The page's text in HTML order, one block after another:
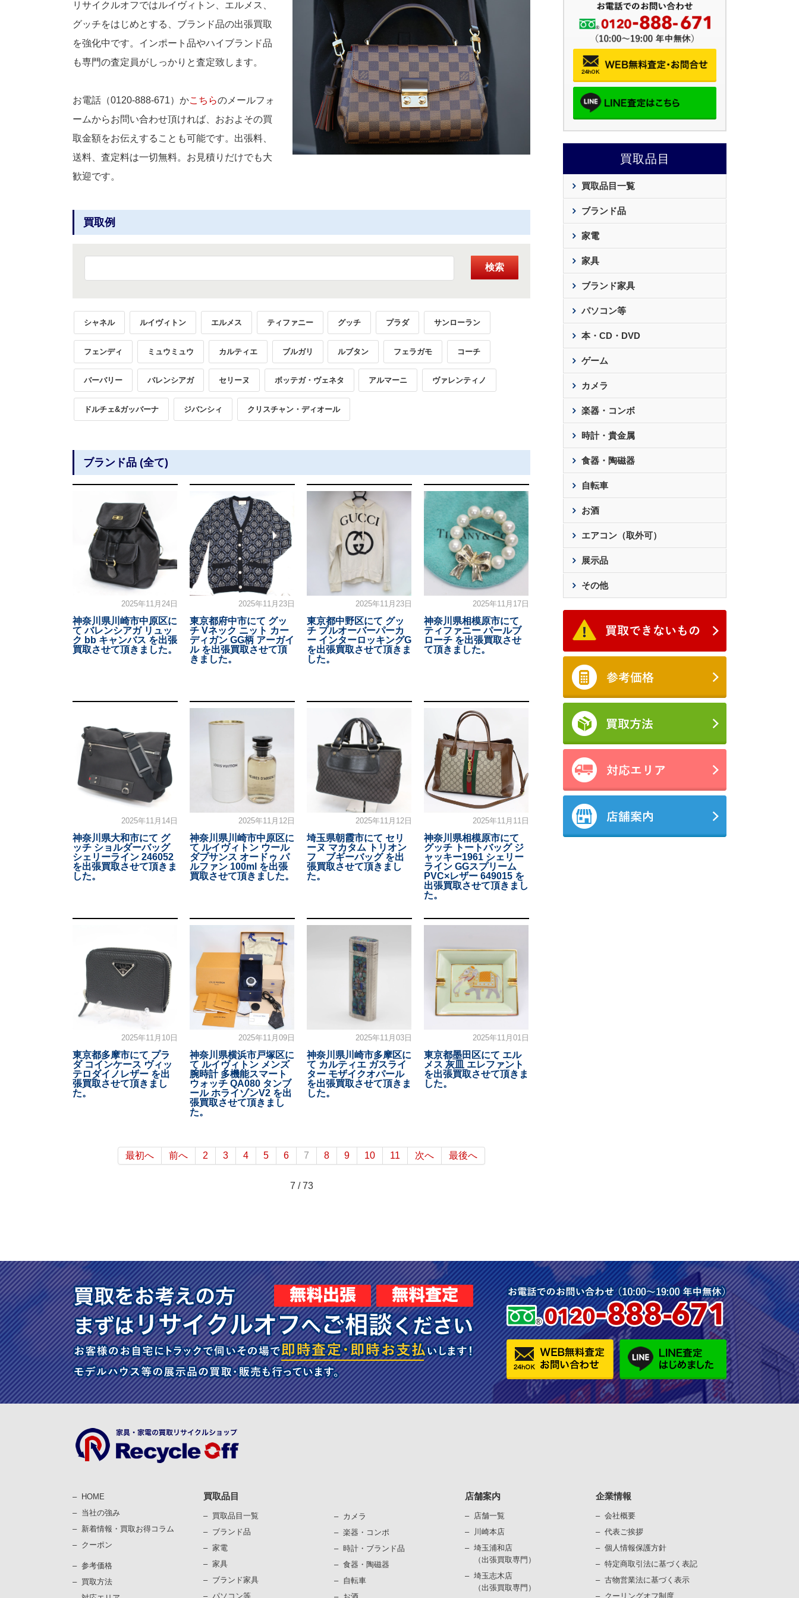
リサイクルオフではルイヴィトン、エルメス、
グッチをはじめとする、ブランド品の出張買取
を強化中です。インポート品やハイブランド品
も専門の査定員がしっかりと査定致します。
お電話（0120-888-671）かこちらのメールフォ
ームからお問い合わせ頂ければ、おおよその買
取金額をお伝えすることも可能です。出張料、
送料、査定料は一切無料。お見積りだけでも大
歓迎です。
買取例
検索
シャネル ルイヴィトン エルメス ティファニー グッチ プラダ サンローラン
フェンディ ミュウミュウ カルティエ ブルガリ ルブタン フェラガモ コーチ
バーバリー バレンシアガ セリーヌ ボッテガ・ヴェネタ アルマーニ ヴァレンティノ
ドルチェ&ガッバーナ ジバンシィ クリスチャン・ディオール
ブランド品 (全て)
2025年11月24日
神奈川県川崎市中原区に
て バレンシアガ リュッ
ク bb キャンバス を出張
買取させて頂きました。
2025年11月23日
東京都府中市にて グッ
チ Vネック ニット カー
ディガン GG柄 アーガイ
ル を出張買取させて頂
きました。
2025年11月23日
東京都中野区にて グッ
チ プルオーバーパーカ
ー インターロッキングG
を出張買取させて頂きま
した。
2025年11月17日
神奈川県相模原市にて
ティファニー パールブ
ローチ を出張買取させ
て頂きました。
2025年11月14日
神奈川県大和市にて グ
ッチ ショルダーバッグ
シェリーライン 246052
を出張買取させて頂きま
した。
2025年11月12日
神奈川県川崎市中原区に
て ルイヴィトン ウール
ダプサンス オードゥ パ
ルファン 100ml を出張
買取させて頂きました。
2025年11月12日
埼玉県朝霞市にて セリ
ーヌ マカタム トリオン
フ ブギーバッグ を出
張買取させて頂きまし
た。
2025年11月11日
神奈川県相模原市にて
グッチ トートバッグ ジ
ャッキー1961 シェリー
ライン GGスプリーム
PVC×レザー 649015 を
出張買取させて頂きまし
た。
2025年11月10日
東京都多摩市にて プラ
ダ コインケース ヴィッ
テロダイノレザー を出
張買取させて頂きまし
た。
2025年11月09日
神奈川県横浜市戸塚区に
て ルイヴィトン メンズ
腕時計 多機能スマート
ウォッチ QA080 タンブ
ール ホライゾンV2 を出
張買取させて頂きまし
た。
2025年11月03日
神奈川県川崎市多摩区に
て カルティエ ガスライ
ター モザイクオパール
を出張買取させて頂きま
した。
2025年11月01日
東京都墨田区にて エル
メス 灰皿 エレファント
を出張買取させて頂きま
した。
最初へ 前へ 2 3 4 5 6 7 8 9 10 11 次へ 最後へ
7 / 73
買取品目
買取品目一覧
ブランド品
家電
家具
ブランド家具
パソコン等
本・CD・DVD
ゲーム
カメラ
楽器・コンボ
時計・貴金属
食器・陶磁器
自転車
お酒
エアコン（取外可）
展示品
その他
HOME
当社の強み
新着情報・買取お得コラム
クーポン
参考価格
買取⽅法
買取品目
買取品目一覧
ブランド品
家電
家具
ブランド家具
パソコン等
カメラ
楽器・コンポ
時計・ブランド品
⾷器・陶磁器
⾃転⾞
店舗案内
店舗一覧
川崎本店
埼玉浦和店
（出張買取専門）
埼玉志木店
（出張買取専門）
企業情報
会社概要
代表ご挨拶
個⼈情報保護⽅針
特定商取引法に基づく表記
古物営業法に基づく表⽰
クーリングオフ制度